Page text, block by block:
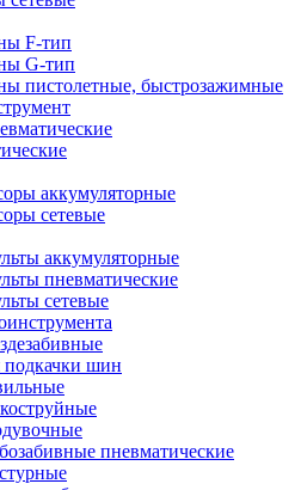
F-тип
G-тип
пистолетные, быстрозажимные
аккумуляторные
сетевые
аккумуляторные
пневматические
сетевые
подкачки шин
пневматические